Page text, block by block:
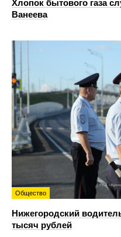
Хлопок бытового газа
Ванеева
Общество
Нижегородский
тысяч рублей